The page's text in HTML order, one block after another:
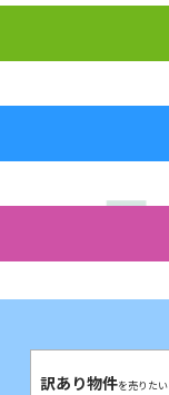
訳あり物件を売りたい